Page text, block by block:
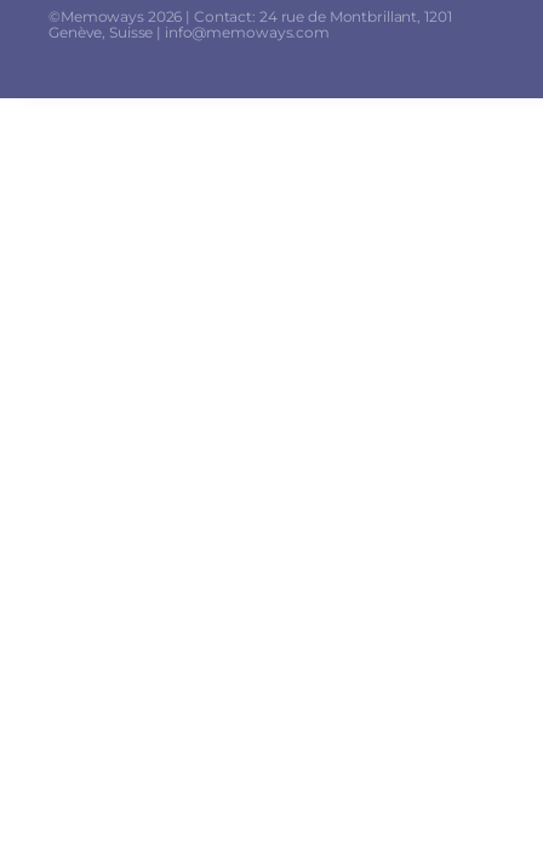
©Memoways 2026 | Contact: 24 rue de Montbrillant, 1201
Genève, Suisse | info@memoways.com